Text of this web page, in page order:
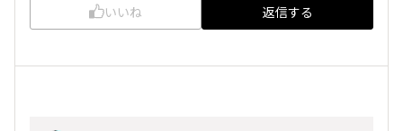
いいね 返信する